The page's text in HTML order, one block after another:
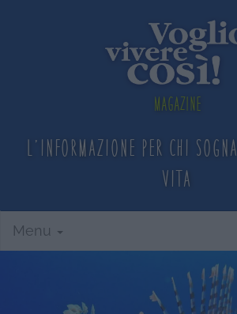
Magazine
L'informazione per chi sogna
vita
Menu